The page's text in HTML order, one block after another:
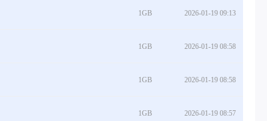
1GB 2026-01-19 09:13
1GB 2026-01-19 08:58
1GB 2026-01-19 08:58
1GB 2026-01-19 08:57